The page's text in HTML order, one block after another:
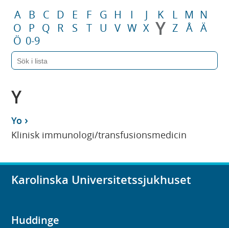
A B C D E F G H I J K L M N
O
P Q R S T U V W X Y Z Å Ä
Ö 0-9
Y
Yo
Klinisk immunologi/transfusionsmedicin
Karolinska Universitetssjukhuset
Huddinge